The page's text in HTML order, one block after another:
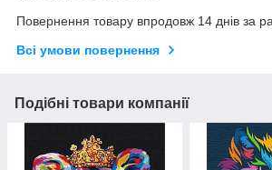
Повернення товару впродовж 14 днів за
Всі умови повернення
Подібні товари компанії